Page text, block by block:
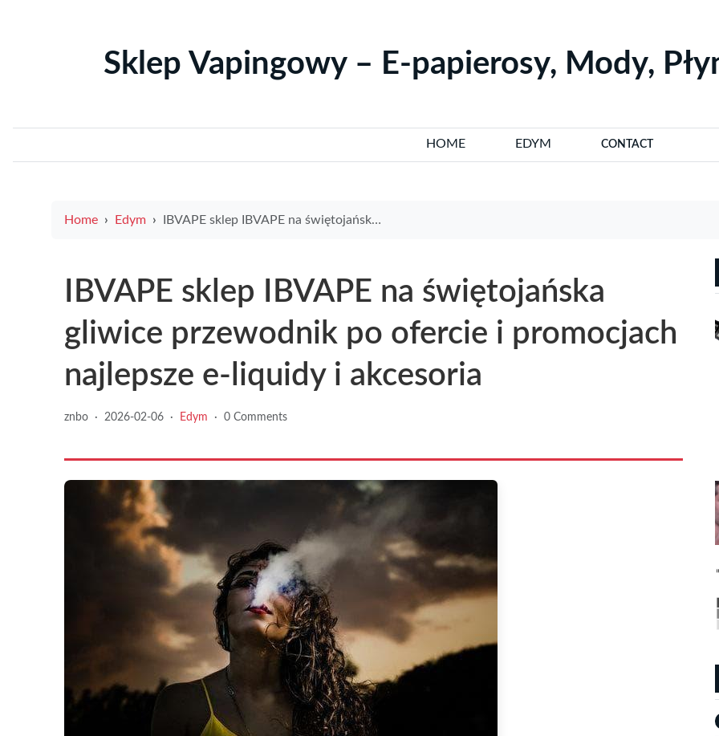
Sklep Vapingowy – E-papierosy, Mody,
HOME EDYM CONTACT
Home Edym IBVAPE sklep IBVAPE na świętojańska gliwice przewodnik po ofercie i promocjach najlepsze e-liquidy i akcesoria
IBVAPE sklep IBVAPE na świętojańska
gliwice przewodnik po ofercie i promocjach
najlepsze e-liquidy i akcesoria
znbo · 2026-02-06 · Edym · 0 Comments